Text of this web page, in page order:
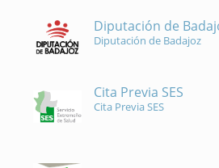
Diputación de
Diputación de Badajoz
Cita Previa SES
Cita Previa SES